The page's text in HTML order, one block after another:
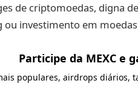
de criptomoedas, digna
ou investimento em
Participe da MEXC e
populares, airdrops diários,